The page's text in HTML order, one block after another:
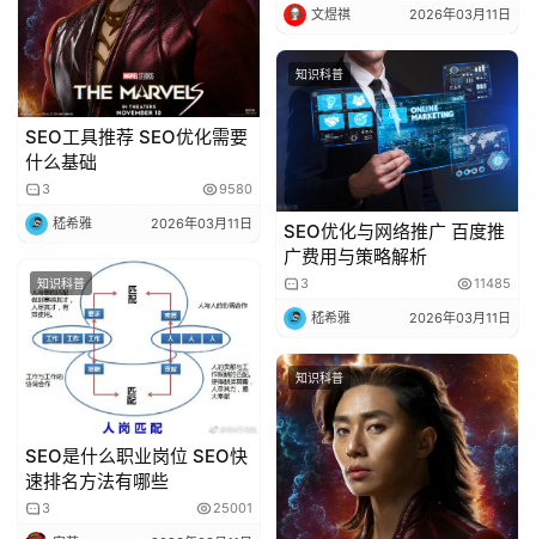
首
页
文煜祺 2026年03月11日
SEO工具推荐 SEO优化需要
什么基础
3 9580
嵇希雅 2026年03月11日
知识科普
SEO优化与网络推广 百度推
广费用与策略解析
3 11485
嵇希雅 2026年03月11日
知识科普
SEO是什么职业岗位 SEO快
速排名方法有哪些
3 25001
知识科普